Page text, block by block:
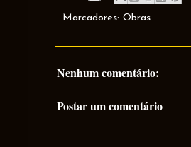
Marcadores: Obras
Nenhum comentário:
Postar um comentário